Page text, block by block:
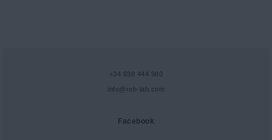
+34 938 444 980
info@rob-lab.com
Facebook